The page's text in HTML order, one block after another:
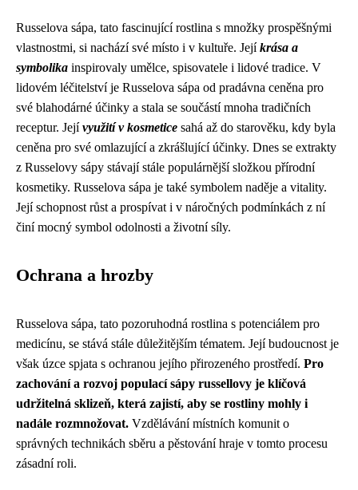
Russelova sápa, tato fascinující rostlina s množky prospěšnými
vlastnostmi, si nachází své místo i v kultuře. Jejíkrása a
symbolika inspirovaly umělce, spisovatele i lidové tradice. V
lidovém léčitelství je Russelova sápa od pradávna ceněna pro
své blahodárné účinky a stala se součástí mnoha tradičních
receptur. Jejívyužití v kosmetice sahá až do starověku, kdy byla
ceněna pro své omlazující a zkrášlující účinky. Dnes se extrakty
z Russelovy sápy stávají stále populárnější složkou přírodní
kosmetiky. Russelova sápa je také symbolem naděje a vitality.
Její schopnost růst a prospívat i v náročných podmínkách z ní
činí mocný symbol odolnosti a životní síly.
Ochrana a hrozby
Russelova sápa, tato pozoruhodná rostlina s potenciálem pro
medicínu, se stává stále důležitějším tématem. Její budoucnost je
však úzce spjata s ochranou jejího přirozeného prostředí. Pro
zachování a rozvoj populací sápy russellovy je klíčová
udržitelná sklizeň, která zajistí, aby se rostliny mohly i
nadále rozmnožovat. Vzdělávání místních komunit o
správných technikách sběru a pěstování hraje v tomto procesu
zásadní roli.